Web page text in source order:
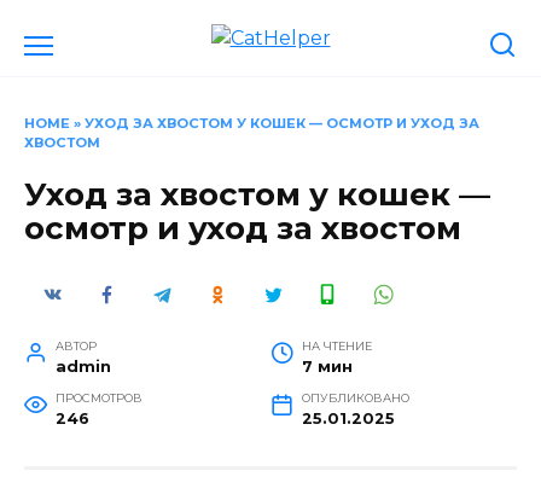
HOME » УХОД ЗА ХВОСТОМ У КОШЕК — ОСМОТР И УХОД ЗА
ХВОСТОМ
Уход за хвостом у кошек —
осмотр и уход за хвостом
АВТОР
admin
НА ЧТЕНИЕ
7 мин
ПРОСМОТРОВ
246
ОПУБЛИКОВАНО
25.01.2025